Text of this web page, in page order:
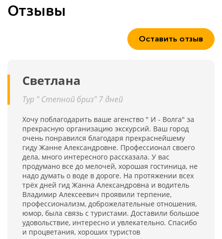
Отзывы
Оставить отзыв
Светлана
Тур " Степной бриз" 7 дней
Хочу поблагодарить ваше агенство " И - Волга" за
прекрасную организацию экскурсий. Ваш город
очень понравился благодаря прекраснейшему
гиду Жанне Александровне. Профессионал своего
дела, много интересного рассказала. У вас
продумано все до мелочей, хорошая гостиница, не
надо думать о воде в дороге. На протяжении всех
трёх дней гид Жанна Александровна и водитель
Владимир Алексеевич проявили терпение,
профессионализм, доброжелательные отношения,
юмор, была связь с туристами. Доставили большое
удовольствие, интересно и увлекательно. Спасибо
и процветания, хороших туристов